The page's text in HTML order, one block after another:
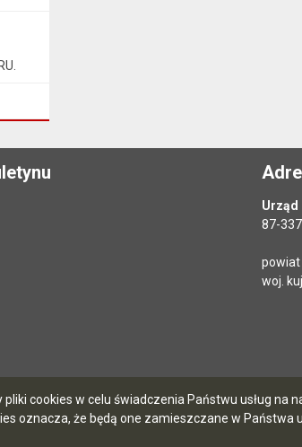
cookies w celu świadczenia Państwu usług
oznacza, że będą one zamieszczane w
Urząd
87-
powiat
woj.